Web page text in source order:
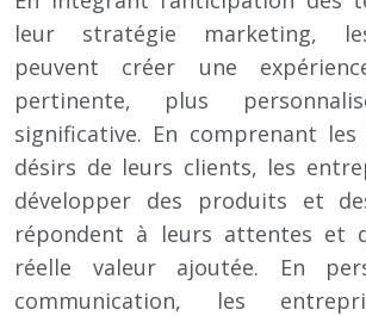
leur stratégie marketing,
peuvent créer une
pertinente, plus
significative. En comprenant
désirs de leurs clients, les
développer des produits et
répondent à leurs attentes et
réelle valeur ajoutée. En
communication, les